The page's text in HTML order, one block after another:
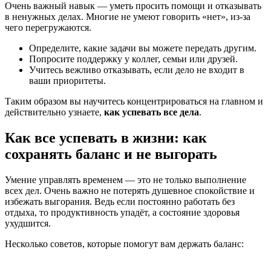
Очень важный навык — уметь просить помощи и отказывать
в ненужных делах. Многие не умеют говорить «нет», из-за
чего перегружаются.
Определите, какие задачи вы можете передать другим.
Попросите поддержку у коллег, семьи или друзей.
Учитесь вежливо отказывать, если дело не входит в
ваши приоритеты.
Таким образом вы научитесь концентрироваться на главном и
действительно узнаете, как успевать все дела.
Как все успевать в жизни: как
сохранять баланс и не выгорать
Умение управлять временем — это не только выполнение
всех дел. Очень важно не потерять душевное спокойствие и
избежать выгорания. Ведь если постоянно работать без
отдыха, то продуктивность упадёт, а состояние здоровья
ухудшится.
Несколько советов, которые помогут вам держать баланс: